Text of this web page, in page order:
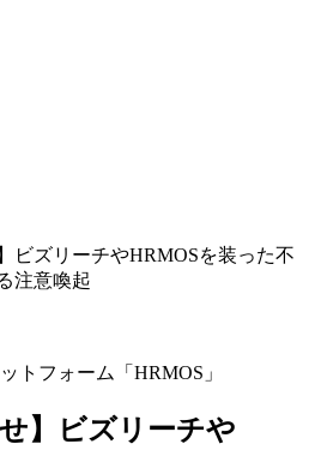
ビズリーチやHRMOSを装った不
注意喚起
トフォーム「HRMOS」
】ビズリーチや